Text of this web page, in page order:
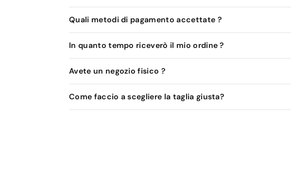
Quali metodi di pagamento accettate ?
In quanto tempo riceverò il mio ordine ?
Avete un negozio fisico ?
Come faccio a scegliere la taglia giusta?